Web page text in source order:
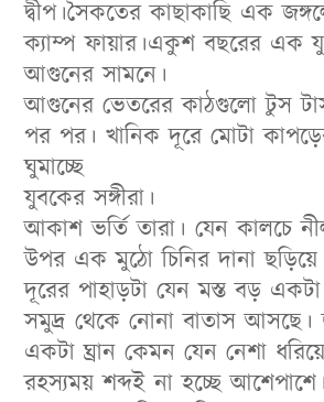
দ্বীপ।সৈকতের কাছাকাছি এক
ক্যাম্প ফায়ার।একুশ বছরের এক
আগুনের সামনে।
আগুনের ভেতরের কাঠগুলো টুস
পর পর। খানিক দূরে মোটা
ঘুমাচ্ছে
যুবকের সঙ্গীরা।
আকাশ ভর্তি তারা। যেন কালচে
উপর এক মুঠো চিনির দানা ছড়িয়ে
দূরের পাহাড়টা যেন মস্ত বড়
সমুদ্র থেকে নোনা বাতাস আসছে।
একটা ঘ্রান কেমন যেন নেশা
রহস্যময় শব্দই না হচ্ছে